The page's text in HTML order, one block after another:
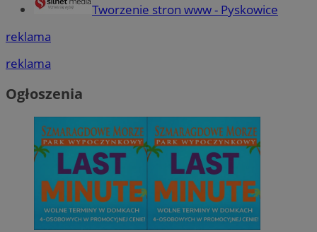
Tworzenie stron www - Pyskowice
reklama
reklama
Ogłoszenia